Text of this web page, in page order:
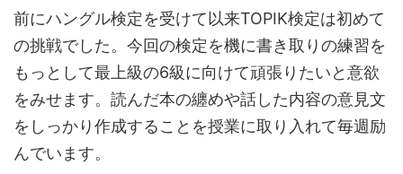
前にハングル検定を受けて以来TOPIK検定は初めて
の挑戦でした。今回の検定を機に書き取りの練習を
もっとして最上級の6級に向けて頑張りたいと意欲
をみせます。読んだ本の纏めや話した内容の意見文
をしっかり作成することを授業に取り入れて毎週励
んでいます。